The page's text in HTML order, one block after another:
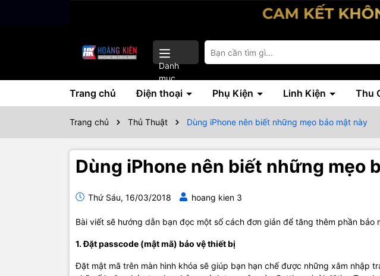
Danh
mục
Trang chủ Điện thoại Phụ Kiện Linh Kiện Thu
Trang chủ Thủ Thuật Dùng iPhone nên biết những mẹo bảo mật này
Dùng iPhone nên biết những mẹo
Thứ Sáu, 16/03/2018 hoang kien 3
Bài viết sẽ hướng dẫn bạn đọc một số cách đơn giản để tăng thêm phần bảo
1. Đặt passcode (mật mã) bảo vệ thiết bị
Đặt mật mã trên màn hình khóa sẽ giúp bạn hạn chế được những xâm nhập